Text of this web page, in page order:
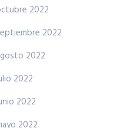
2022
2022
2022
2022
2022
2022